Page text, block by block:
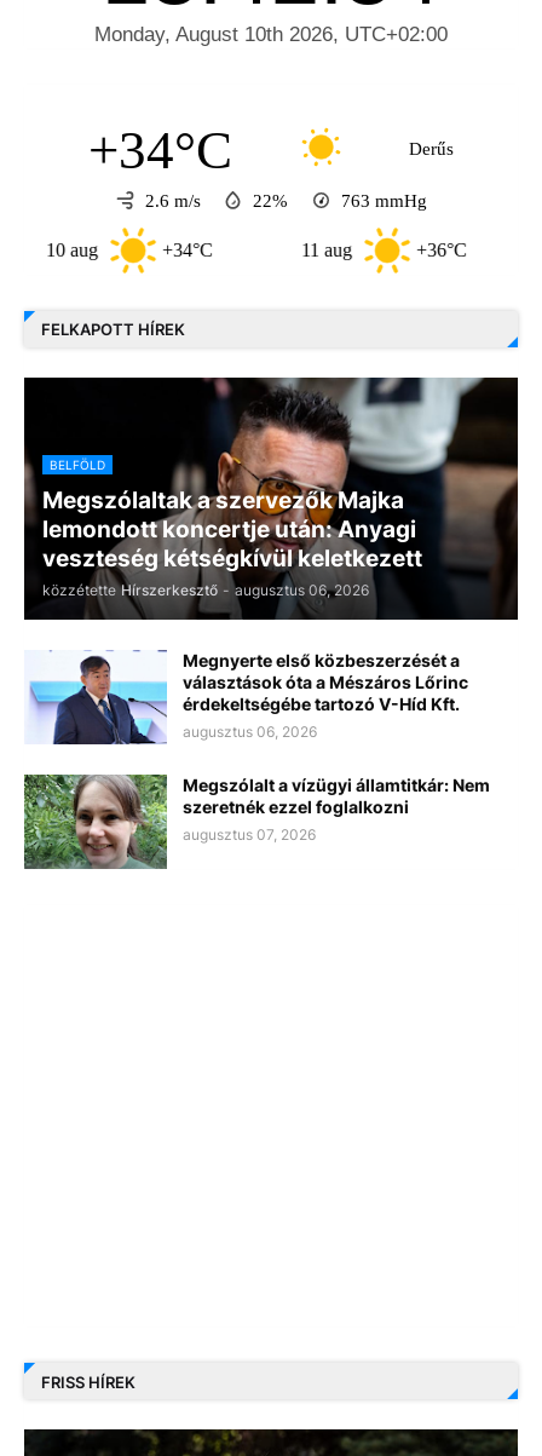
+34°C Derűs
2.6 m/s 22% 763 mmHg
+34°C +36°C
FELKAPOTT HÍREK
BELFÖLD
Megszólaltak a szervezők Majka
lemondott koncertje után: Anyagi
veszteség kétségkívül keletkezett
közzétette Hírszerkesztő - augusztus 06, 2026
Megnyerte első közbeszerzését a
választások óta a Mészáros Lőrinc
érdekeltségébe tartozó V-Híd Kft.
augusztus 06, 2026
Megszólalt a vízügyi államtitkár: Nem
szeretnék ezzel foglalkozni
augusztus 07, 2026
FRISS HÍREK